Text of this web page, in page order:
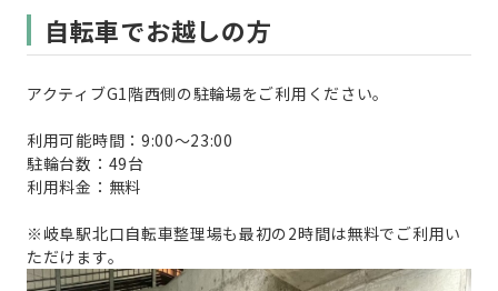
自転車でお越しの方
アクティブG1階西側の駐輪場をご利用ください。
利用可能時間：9:00～23:00
駐輪台数：49台
利用料金：無料
※岐阜駅北口自転車整理場も最初の2時間は無料でご利用い
ただけます。